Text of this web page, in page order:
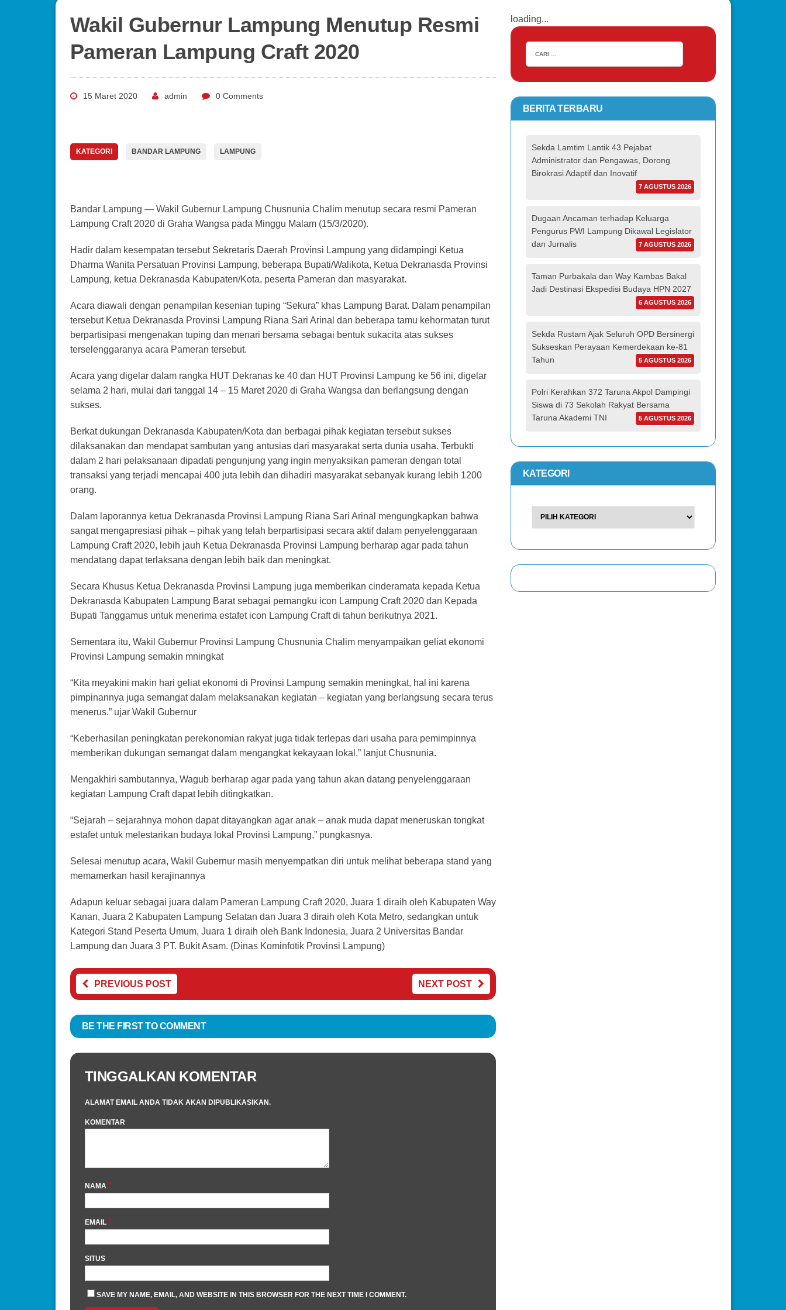
Wakil Gubernur Lampung Menutup Resmi
Pameran Lampung Craft 2020
15 Maret 2020 admin 0 Comments
KATEGORI BANDAR LAMPUNG LAMPUNG
Bandar Lampung — Wakil Gubernur Lampung Chusnunia Chalim menutup secara resmi Pameran
Lampung Craft 2020 di Graha Wangsa pada Minggu Malam (15/3/2020).
Hadir dalam kesempatan tersebut Sekretaris Daerah Provinsi Lampung yang didampingi Ketua
Dharma Wanita Persatuan Provinsi Lampung, beberapa Bupati/Walikota, Ketua Dekranasda Provinsi
Lampung, ketua Dekranasda Kabupaten/Kota, peserta Pameran dan masyarakat.
Acara diawali dengan penampilan kesenian tuping “Sekura” khas Lampung Barat. Dalam penampilan
tersebut Ketua Dekranasda Provinsi Lampung Riana Sari Arinal dan beberapa tamu kehormatan turut
berpartisipasi mengenakan tuping dan menari bersama sebagai bentuk sukacita atas sukses
terselenggaranya acara Pameran tersebut.
Acara yang digelar dalam rangka HUT Dekranas ke 40 dan HUT Provinsi Lampung ke 56 ini, digelar
selama 2 hari, mulai dari tanggal 14 – 15 Maret 2020 di Graha Wangsa dan berlangsung dengan
sukses.
Berkat dukungan Dekranasda Kabupaten/Kota dan berbagai pihak kegiatan tersebut sukses
dilaksanakan dan mendapat sambutan yang antusias dari masyarakat serta dunia usaha. Terbukti
dalam 2 hari pelaksanaan dipadati pengunjung yang ingin menyaksikan pameran dengan total
transaksi yang terjadi mencapai 400 juta lebih dan dihadiri masyarakat sebanyak kurang lebih 1200
orang.
Dalam laporannya ketua Dekranasda Provinsi Lampung Riana Sari Arinal mengungkapkan bahwa
sangat mengapresiasi pihak – pihak yang telah berpartisipasi secara aktif dalam penyelenggaraan
Lampung Craft 2020, lebih jauh Ketua Dekranasda Provinsi Lampung berharap agar pada tahun
mendatang dapat terlaksana dengan lebih baik dan meningkat.
Secara Khusus Ketua Dekranasda Provinsi Lampung juga memberikan cinderamata kepada Ketua
Dekranasda Kabupaten Lampung Barat sebagai pemangku icon Lampung Craft 2020 dan Kepada
Bupati Tanggamus untuk menerima estafet icon Lampung Craft di tahun berikutnya 2021.
Sementara itu, Wakil Gubernur Provinsi Lampung Chusnunia Chalim menyampaikan geliat ekonomi
Provinsi Lampung semakin mningkat
“Kita meyakini makin hari geliat ekonomi di Provinsi Lampung semakin meningkat, hal ini karena
pimpinannya juga semangat dalam melaksanakan kegiatan – kegiatan yang berlangsung secara terus
menerus.” ujar Wakil Gubernur
“Keberhasilan peningkatan perekonomian rakyat juga tidak terlepas dari usaha para pemimpinnya
memberikan dukungan semangat dalam mengangkat kekayaan lokal,” lanjut Chusnunia.
Mengakhiri sambutannya, Wagub berharap agar pada yang tahun akan datang penyelenggaraan
kegiatan Lampung Craft dapat lebih ditingkatkan.
“Sejarah – sejarahnya mohon dapat ditayangkan agar anak – anak muda dapat meneruskan tongkat
estafet untuk melestarikan budaya lokal Provinsi Lampung,” pungkasnya.
Selesai menutup acara, Wakil Gubernur masih menyempatkan diri untuk melihat beberapa stand yang
memamerkan hasil kerajinannya
Adapun keluar sebagai juara dalam Pameran Lampung Craft 2020, Juara 1 diraih oleh Kabupaten Way
Kanan, Juara 2 Kabupaten Lampung Selatan dan Juara 3 diraih oleh Kota Metro, sedangkan untuk
Kategori Stand Peserta Umum, Juara 1 diraih oleh Bank Indonesia, Juara 2 Universitas Bandar
Lampung dan Juara 3 PT. Bukit Asam. (Dinas Kominfotik Provinsi Lampung)
PREVIOUS POST NEXT POST
BE THE FIRST TO COMMENT
TINGGALKAN KOMENTAR
ALAMAT EMAIL ANDA TIDAK AKAN DIPUBLIKASIKAN.
KOMENTAR
NAMA *
EMAIL *
SITUS
SAVE MY NAME, EMAIL, AND WEBSITE IN THIS BROWSER FOR THE NEXT TIME I COMMENT.
loading...
BERITA TERBARU
Sekda Lamtim Lantik 43 Pejabat
Administrator dan Pengawas, Dorong
Birokrasi Adaptif dan Inovatif
7 AGUSTUS 2026
Dugaan Ancaman terhadap Keluarga
Pengurus PWI Lampung Dikawal Legislator
dan Jurnalis
7 AGUSTUS 2026
Taman Purbakala dan Way Kambas Bakal
Jadi Destinasi Ekspedisi Budaya HPN 2027
6 AGUSTUS 2026
Sekda Rustam Ajak Seluruh OPD Bersinergi
Sukseskan Perayaan Kemerdekaan ke-81
Tahun
5 AGUSTUS 2026
Polri Kerahkan 372 Taruna Akpol Dampingi
Siswa di 73 Sekolah Rakyat Bersama
Taruna Akademi TNI
5 AGUSTUS 2026
KATEGORI